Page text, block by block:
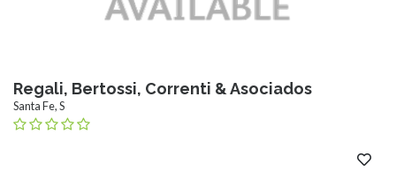
Regali, Bertossi, Correnti & Asociados
Santa Fe, S